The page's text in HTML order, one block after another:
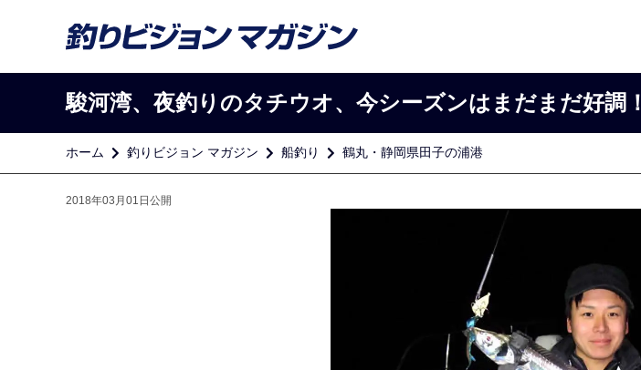
駿河湾、夜釣りのタチウオ、今シーズンはまだまだ好調！
ホーム 釣りビジョン マガジン 船釣り 鶴丸・静岡県田子の浦港
2018年03月01日公開